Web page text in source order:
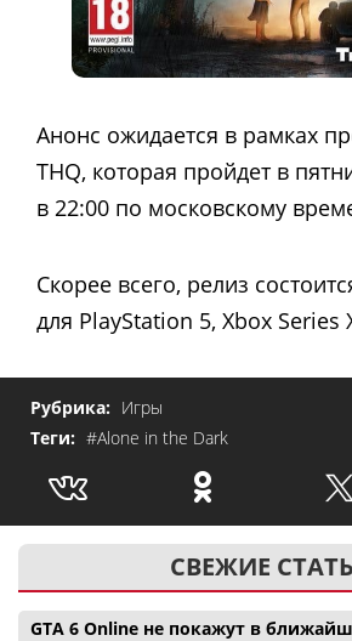
Анонс ожидается в рамках
THQ, которая пройдет в
в 22:00 по московскому
Скорее всего, релиз
для PlayStation 5, Xbox Series
Рубрика: Игры
Теги: #Alone in the Dark
СВЕЖИЕ
GTA 6 Online не покажут в